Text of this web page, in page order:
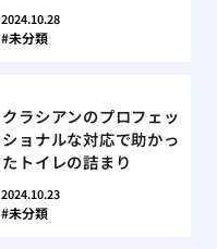
2024.10.28
未分類
クラシアンのプロフェッ
ショナルな対応で助かっ
たトイレの詰まり
2024.10.23
未分類